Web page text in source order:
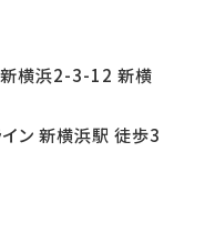
新横浜2-3-12 新横
ン 新横浜駅 徒歩3